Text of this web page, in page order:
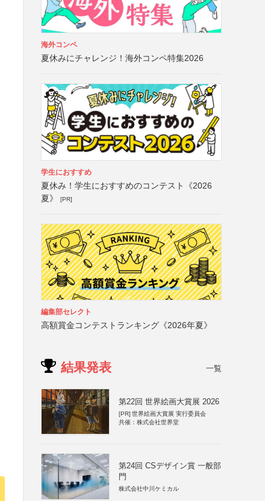
海外コンペ
夏休みにチャレンジ！海外コンペ特集2026
学生におすすめ
夏休み！学生におすすめのコンテスト《2026
夏》
[PR]
編集部セレクト
高額賞金コンテストランキング《2026年夏》
結果発表 一覧
第22回 世界絵画大賞展 2026
[PR] 世界絵画大賞展 実行委員会
共催：株式会社世界堂
第24回 CSデザイン賞 一般部
門
株式会社中川ケミカル